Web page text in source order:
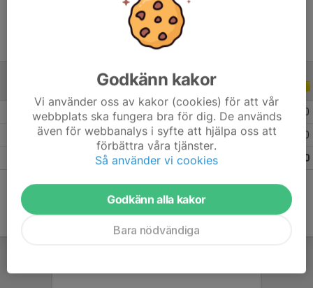
ALLA ÅR
2026 11 0 0 0
11 0 0
0
Godkänn kakor
Vi använder oss av kakor (cookies) för att vår
webbplats ska fungera bra för dig. De används
även för webbanalys i syfte att hjälpa oss att
förbättra våra tjänster.
Så använder vi cookies
Godkänn alla kakor
Bara nödvändiga